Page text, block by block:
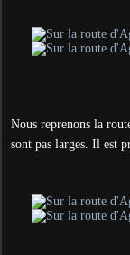
Nous reprenons la
sont pas larges. Il est